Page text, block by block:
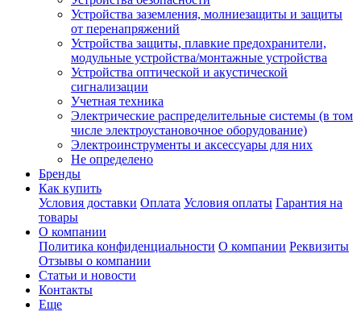
Устройства заземления, молниезащиты и защиты
от перенапряжений
Устройства защиты, плавкие предохранители,
модульные устройства/монтажные устройства
Устройства оптической и акустической
сигнализации
Учетная техника
Электрические распределительные системы (в том
числе электроустановочное оборудование)
Электроинструменты и аксессуары для них
Не определено
Бренды
Как купить
Условия доставки Оплата Условия оплаты Гарантия на
товары
О компании
Политика конфиденциальности О компании Реквизиты
Отзывы о компании
Статьи и новости
Контакты
Еще